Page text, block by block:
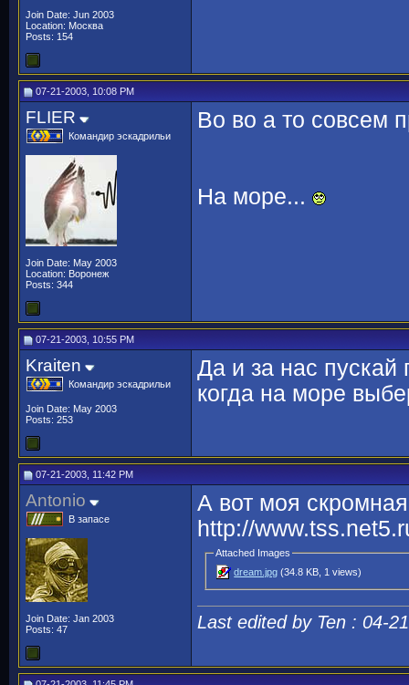
Join Date: Jun 2003
Location: Москва
Posts: 154
07-21-2003, 10:08 PM
FLIER
Командир эскадрильи
Join Date: May 2003
Location: Воронеж
Posts: 344
Во во а то совсем
На море...
07-21-2003, 10:55 PM
Kraiten
Командир эскадрильи
Join Date: May 2003
Posts: 253
Да и за нас пускай
когда на море
07-21-2003, 11:42 PM
Antonio
В запасе
Join Date: Jan 2003
Posts: 47
А вот моя
http://
Attached Images
dream.jpg (34.8 KB, 1 views)
Last edited by Ten : 04-